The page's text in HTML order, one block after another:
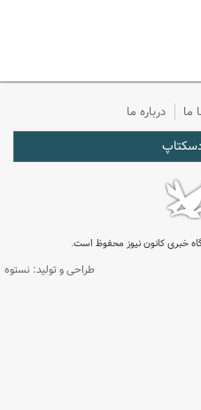
ما درباره ما
خبری کانون نیوز محفوظ است.
طراحی و تولید: نستوه